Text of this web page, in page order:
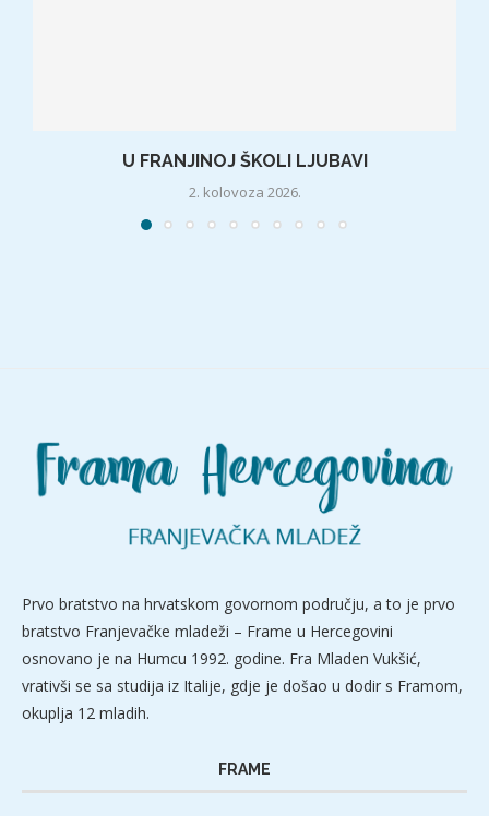
U FRANJINOJ ŠKOLI LJUBAVI
2. kolovoza 2026.
Prvo bratstvo na hrvatskom govornom području, a to je prvo
bratstvo Franjevačke mladeži – Frame u Hercegovini
osnovano je na Humcu 1992. godine. Fra Mladen Vukšić,
vrativši se sa studija iz Italije, gdje je došao u dodir s Framom,
okuplja 12 mladih.
FRAME